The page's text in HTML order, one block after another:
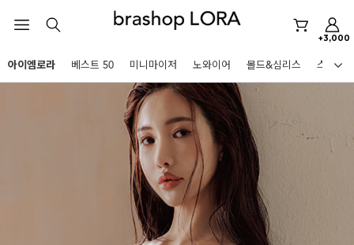
+3,000
HOT KEYWORDS
스포츠브라
르미스떼르
미니마이저
아이엠로라
스포츠브라
노와이어
르미스떼르
아이엠로라 베스트 50 미니마이저 노와이어 몰드&심리스 스포츠